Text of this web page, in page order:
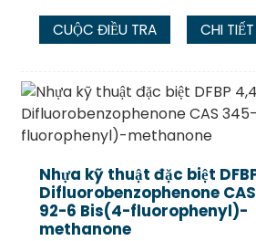
CUỘC ĐIỀU TRA CHI TIẾT
Nhựa kỹ thuật đặc biệt
Difluorobenzophenone
92-6 Bis(4-fluorophenyl)-
methanone